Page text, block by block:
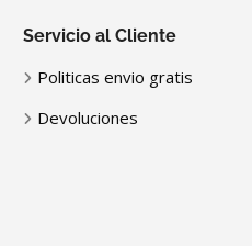
Servicio al Cliente
Politicas envio gratis
Devoluciones